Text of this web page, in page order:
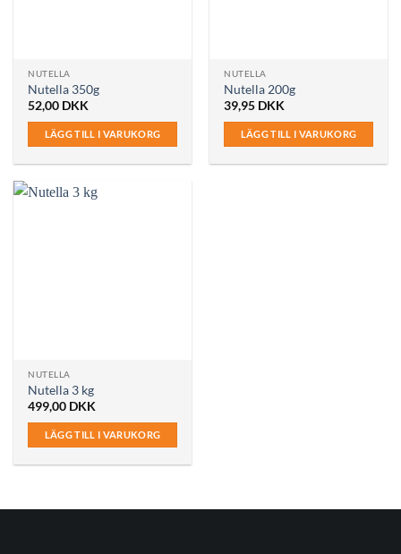
NUTELLA
Nutella 350g
52,00 DKK
LÄGG TILL I VARUKORG
NUTELLA
Nutella 200g
39,95 DKK
LÄGG TILL I VARUKORG
NUTELLA
Nutella 3 kg
499,00 DKK
LÄGG TILL I VARUKORG